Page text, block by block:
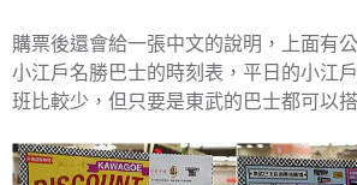
購票後還會給一張中文的說明，上面有
小江戶名勝巴士的時刻表，平日的小江
班比較少，但只要是東武的巴士都可以搭